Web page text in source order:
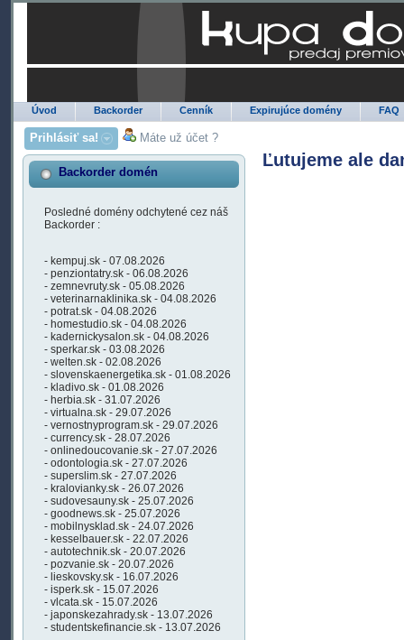
Úvod Backorder Cenník Expirujúce domény FAQ
Prihlásiť sa! Máte už účet ?
Backorder domén
Posledné domény odchytené cez náš
Backorder :
- kempuj.sk - 07.08.2026
- penziontatry.sk - 06.08.2026
- zemnevruty.sk - 05.08.2026
- veterinarnaklinika.sk - 04.08.2026
- potrat.sk - 04.08.2026
- homestudio.sk - 04.08.2026
- kadernickysalon.sk - 04.08.2026
- sperkar.sk - 03.08.2026
- welten.sk - 02.08.2026
- slovenskaenergetika.sk - 01.08.2026
- kladivo.sk - 01.08.2026
- herbia.sk - 31.07.2026
- virtualna.sk - 29.07.2026
- vernostnyprogram.sk - 29.07.2026
- currency.sk - 28.07.2026
- onlinedoucovanie.sk - 27.07.2026
- odontologia.sk - 27.07.2026
- superslim.sk - 27.07.2026
- kralovianky.sk - 26.07.2026
- sudovesauny.sk - 25.07.2026
- goodnews.sk - 25.07.2026
- mobilnysklad.sk - 24.07.2026
- kesselbauer.sk - 22.07.2026
- autotechnik.sk - 20.07.2026
- pozvanie.sk - 20.07.2026
- lieskovsky.sk - 16.07.2026
- isperk.sk - 15.07.2026
- vlcata.sk - 15.07.2026
- japonskezahrady.sk - 13.07.2026
- studentskefinancie.sk - 13.07.2026
Ľutujeme ale